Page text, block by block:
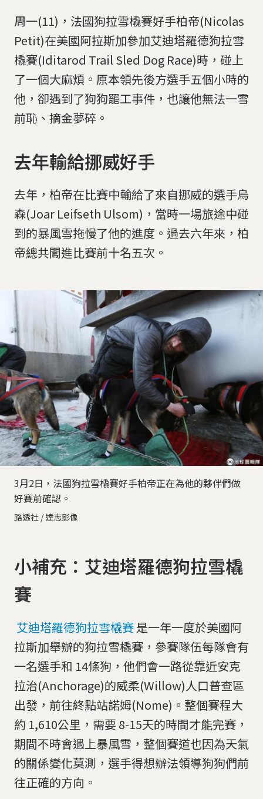
周一(11)，法國狗拉雪橇賽好手柏帝(Nicolas
Petit)在美國阿拉斯加參加艾迪塔羅德狗拉雪
橇賽(Iditarod Trail Sled Dog Race)時，碰上
了一個大麻煩。原本領先後方選手五個小時的
他，卻遇到了狗狗罷工事件，也讓他無法一雪
前恥、摘金夢碎。
去年輸給挪威好手
去年，柏帝在比賽中輸給了來自挪威的選手烏
森(Joar Leifseth Ulsom)，當時一場旅途中碰
到的暴風雪拖慢了他的進度。過去六年來，柏
帝總共闖進比賽前十名五次。
3月2日，法國狗拉雪橇賽好手柏帝正在為他的夥伴們做
好賽前確認。
路透社 / 達志影像
小補充：艾迪塔羅德狗拉雪橇
賽
艾迪塔羅德狗拉雪橇賽是一年一度於美國阿
拉斯加舉辦的狗拉雪橇賽，參賽隊伍每隊會有
一名選手和 14條狗，他們會一路從靠近安克
拉治(Anchorage)的威柔(Willow)人口普查區
出發，前往終點站諾姆(Nome)。整個賽程大
約 1,610公里，需要 8-15天的時間才能完賽，
期間不時會遇上暴風雪，整個賽道也因為天氣
的關係變化莫測，選手得想辦法領導狗狗們前
往正確的方向。